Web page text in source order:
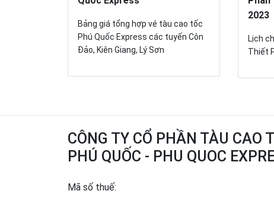
Bảng giá tổng hợp vé tàu cao tốc
Phú Quốc Express các tuyến Côn
Đảo, Kiên Giang, Lý Sơn
2023
Lịch
Thiết
CÔNG TY CỔ PHẦN TÀU CAO
PHÚ QUỐC - PHU QUOC
Mã số thuế: